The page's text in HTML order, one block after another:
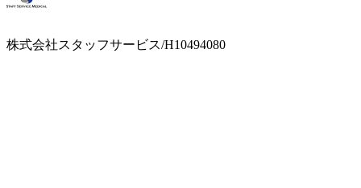
株式会社スタッフサービス/H10494080